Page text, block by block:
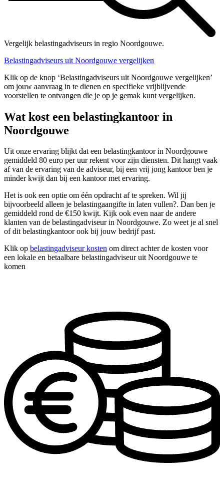
Vergelijk belastingadviseurs in regio Noordgouwe.
Belastingadviseurs uit Noordgouwe vergelijken
Klik op de knop ‘Belastingadviseurs uit Noordgouwe vergelijken’
om jouw aanvraag in te dienen en specifieke vrijblijvende
voorstellen te ontvangen die je op je gemak kunt vergelijken.
Wat kost een belastingkantoor in
Noordgouwe
Uit onze ervaring blijkt dat een belastingkantoor in Noordgouwe
gemiddeld 80 euro per uur rekent voor zijn diensten. Dit hangt vaak
af van de ervaring van de adviseur, bij een vrij jong kantoor ben je
minder kwijt dan bij een kantoor met ervaring.
Het is ook een optie om één opdracht af te spreken. Wil jij
bijvoorbeeld alleen je belastingaangifte in laten vullen?. Dan ben je
gemiddeld rond de €150 kwijt. Kijk ook even naar de andere
klanten van de belastingadviseur in Noordgouwe. Zo weet je al snel
of dit belastingkantoor ook bij jouw bedrijf past.
Klik op belastingadviseur kosten om direct achter de kosten voor
een lokale en betaalbare belastingadviseur uit Noordgouwe te
komen